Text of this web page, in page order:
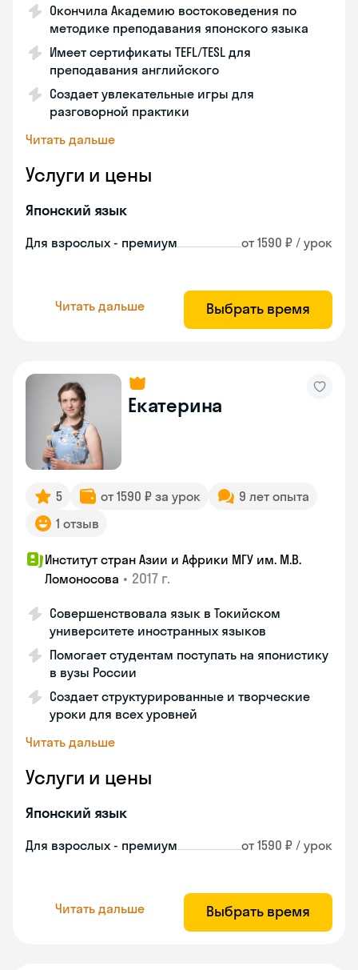
Окончила Академию востоковедения по
методике преподавания японского языка
Имеет сертификаты TEFL/TESL для
преподавания английского
Создает увлекательные игры для
разговорной практики
Читать дальше
Услуги и цены
Японский язык
Для взрослых - премиум от 1590 ₽ / урок
Читать дальше Выбрать время
Екатерина
5 от 1590 ₽ за урок
9 лет опыта
1 отзыв
Институт стран Азии и Африки МГУ им. М.В.
Ломоносова • 2017 г.
Совершенствовала язык в Токийском
университете иностранных языков
Помогает студентам поступать на японистику
в вузы России
Создает структурированные и творческие
уроки для всех уровней
Читать дальше
Услуги и цены
Японский язык
Для взрослых - премиум от 1590 ₽ / урок
Читать дальше Выбрать время